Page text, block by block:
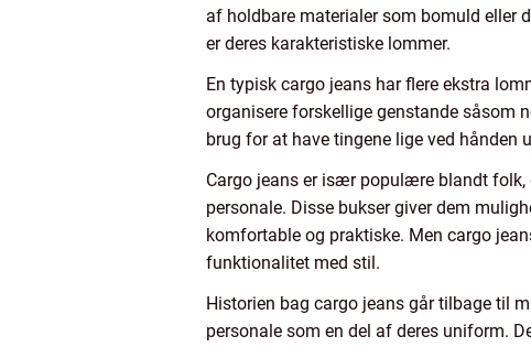
af holdbare materialer som bomuld eller
er deres karakteristiske lommer.
En typisk cargo jeans har flere ekstra
organisere forskellige genstande såsom
brug for at have tingene lige ved
Cargo jeans er især populære blandt
personale. Disse bukser giver dem
komfortable og praktiske. Men cargo
funktionalitet med stil.
Historien bag cargo jeans går tilbage til
personale som en del af deres uniform.